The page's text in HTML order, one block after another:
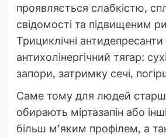
проявляється слабкістю,
свідомості та підвищеним
Трициклічні
антихолінергічний тягар:
запори, затримку сечі,
Саме тому для людей
обирають міртазапін або
більш м’яким профілем, а